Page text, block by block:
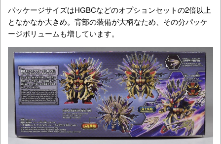
パッケージサイズはHGBCなどのオプションセットの2倍以上
となかなか大きめ。背部の装備が大柄なため、その分パッケ
ージボリュームも増しています。